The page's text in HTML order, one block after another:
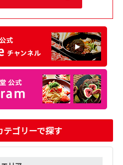
ゴリーで探す